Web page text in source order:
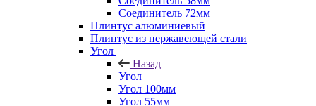
Соединитель 72мм
Плинтус алюминиевый
Плинтус из нержавеющей стали
Угол
Назад
Угол
Угол 100мм
Угол 55мм